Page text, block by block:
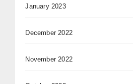
January 2023
December 2022
November 2022